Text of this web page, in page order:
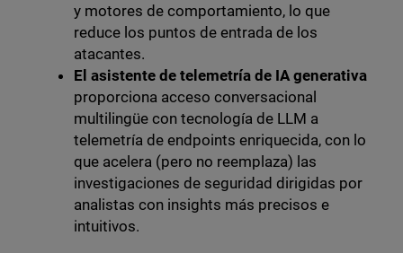
y motores de comportamiento, lo que
reduce los puntos de entrada de los
atacantes.
El asistente de telemetría de IA generativa
proporciona acceso conversacional
multilingüe con tecnología de LLM a
telemetría de endpoints enriquecida, con lo
que acelera (pero no reemplaza) las
investigaciones de seguridad dirigidas por
analistas con insights más precisos e
intuitivos.